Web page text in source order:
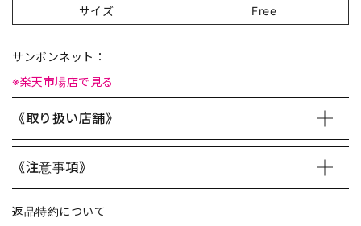
サイズ Free
サンボンネット：
※楽天市場店で見る
《取り扱い店舗》
《注意事項》
返品特約について